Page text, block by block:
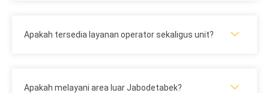
Apakah tersedia layanan operator sekaligus unit?
Apakah melayani area luar Jabodetabek?